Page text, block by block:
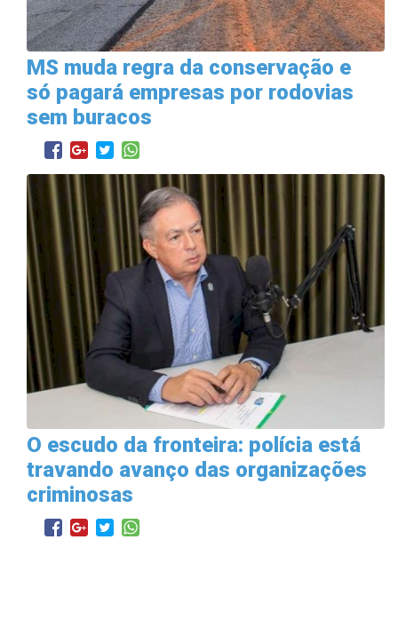
MS muda regra da conservação e
só pagará empresas por rodovias
sem buracos
O escudo da fronteira: polícia está
travando avanço das organizações
criminosas